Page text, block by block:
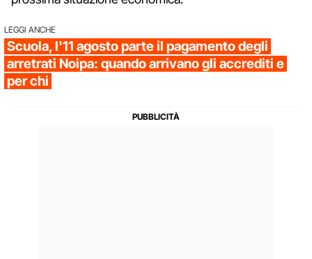
LEGGI ANCHE
Scuola, l'11 agosto parte il pagamento degli
arretrati Noipa: quando arrivano gli accrediti e
per chi